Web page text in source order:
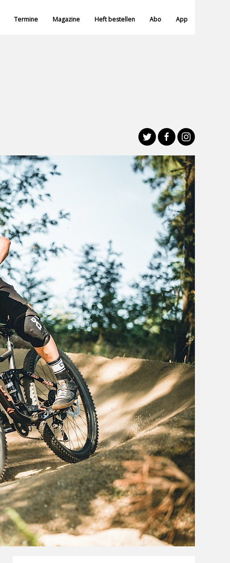
Termine Magazine Heft bestellen Abo App